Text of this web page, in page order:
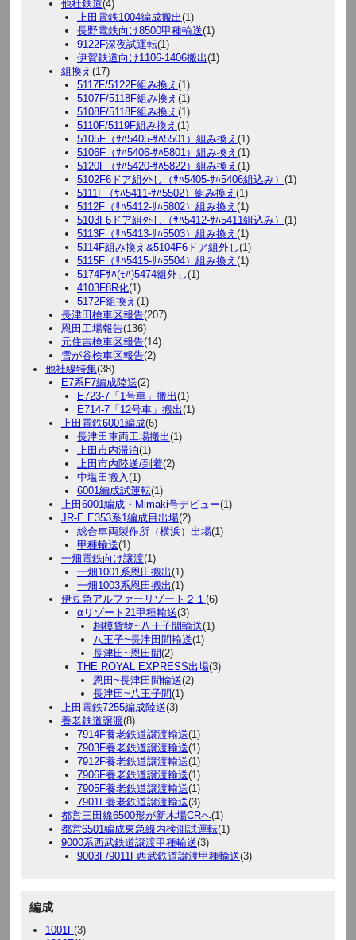
他社鉄道(4)
上田電鉄1004編成搬出(1)
長野電鉄向け8500甲種輸送(1)
9122F深夜試運転(1)
伊賀鉄道向け1106-1406搬出(1)
組換え (17)
5117F/5122F組み換え (1)
5107F/5118F組み換え (1)
5108F/5118F組み換え (1)
5110F/5119F組み換え (1)
5105F（ｻﾊ5405-ｻﾊ5501）組み換え (1)
5106F（ｻﾊ5406-ｻﾊ5801）組み換え (1)
5120F（ｻﾊ5420-ｻﾊ5822）組み換え (1)
5102F6ドア組外し（ｻﾊ5405-ｻﾊ5406組込み） (1)
5111F（ｻﾊ5411-ｻﾊ5502）組み換え (1)
5112F（ｻﾊ5412-ｻﾊ5802）組み換え (1)
5103F6ドア組外し（ｻﾊ5412-ｻﾊ5411組込み） (1)
5113F（ｻﾊ5413-ｻﾊ5503）組み換え (1)
5114F組み換え&5104F6ドア組外し(1)
5115F（ｻﾊ5415-ｻﾊ5504）組み換え (1)
5174Fｻﾊ(ﾓﾊ)5474組外し(1)
4103F8R化(1)
5172F組換え (1)
長津田検車区報告(207)
恩田工場報告(136)
元住吉検車区報告(14)
雪が谷検車区報告(2)
他社線特集(38)
E7系F7編成陸送(2)
E723-7「1号車」搬出(1)
E714-7「12号車」搬出(1)
上田電鉄6001編成(6)
長津田車両工場搬出(1)
上田市内滞泊(1)
上田市内陸送/到着(2)
中塩田搬入(1)
6001編成試運転(1)
上田6001編成・Mimaki号デビュー(1)
JR-E E353系1編成目出場(2)
総合車両製作所（横浜）出場(1)
甲種輸送(1)
一畑電鉄向け譲渡(1)
一畑1001系恩田搬出(1)
一畑1003系恩田搬出(1)
伊豆急アルファーリゾート２１ (6)
αリゾート21甲種輸送(3)
相模貨物~八王子間輸送(1)
八王子~長津田間輸送(1)
長津田~恩田間(2)
THE ROYAL EXPRESS出場(3)
恩田~長津田間輸送(2)
長津田~八王子間(1)
上田電鉄7255編成陸送(3)
養老鉄道譲渡(8)
7914F養老鉄道譲渡輸送(1)
7903F養老鉄道譲渡輸送(1)
7912F養老鉄道譲渡輸送(1)
7906F養老鉄道譲渡輸送(1)
7905F養老鉄道譲渡輸送(1)
7901F養老鉄道譲渡輸送(3)
都営三田線6500形が新木場CRへ(1)
都営6501編成東急線内検測試運転(1)
9000系西武鉄道譲渡甲種輸送(3)
9003F/9011F西武鉄道譲渡甲種輸送(3)
編成
1001F(3)